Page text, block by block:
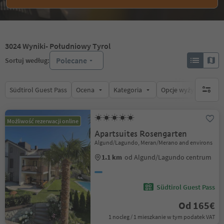
3024Wyniki- Południowy Tyrol
Sortuj według: Polecane
Südtirol Guest Pass Ocena Kategoria Opcje wyżywieniabrak
Możliwość rezerwacji online
Apartsuites Rosengarten
Algund/Lagundo, Meran/Merano and environs
1.1 km od Algund/Lagundo centrum
Südtirol Guest Pass
Od 165€
1 nocleg / 1 mieszkanie w tym podatek VAT